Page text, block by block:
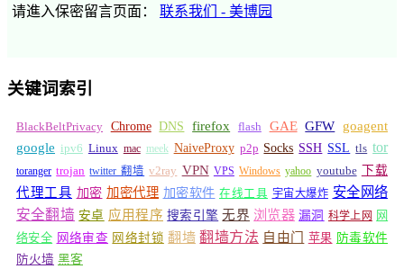
请進入保密留言页面： 联系我们 - 美博园
关键词索引
BlackBeltPrivacy Chrome DNS firefox flash GAE GFW
goagent
google ipv6 Linux mac meek NaiveProxy p2p Socks SSH SSL tls tor
toranger trojan twitter 翻墙 v2ray VPN VPS Windows yahoo youtube 下载
代理工具 加密 加密代理 加密软件 在线工具 宇宙大爆炸 安全网络
安全翻墙 安卓 应用程序 搜索引擎 无界 浏览器 漏洞 科学上网 网
络安全 网络审查 网络封锁 翻墙 翻墙方法 自由门 苹果 防毒软件
防火墙 黑客